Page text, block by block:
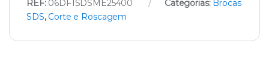
REF: 06DF1SDSME25400 Categorias: Brocas
SDS, Corte e Roscagem